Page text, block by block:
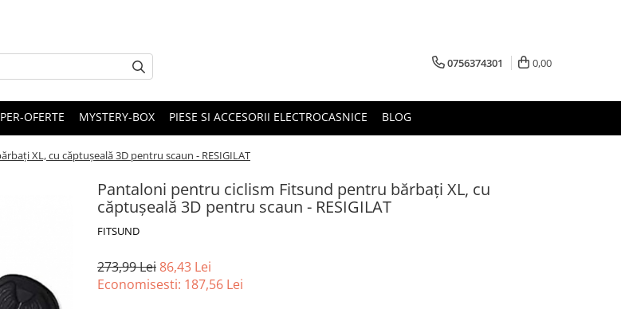
0756374301 0,00
OFERTE MYSTERY-BOX PIESE SI ACCESORII ELECTROCASNICE BLOG
XL, cu căptușeală 3D pentru scaun - RESIGILAT
Pantaloni pentru ciclism Fitsund pentru bărbați XL, cu
căptușeală 3D pentru scaun - RESIGILAT
FITSUND
273,99 Lei86,43 Lei
Economisesti: 187,56 Lei